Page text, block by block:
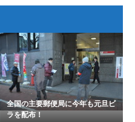
全国の主要郵便局に今年も元旦ビ
ラを配布！